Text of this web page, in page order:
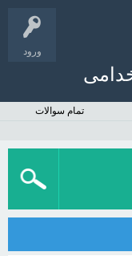
ورود
تمام سوالات